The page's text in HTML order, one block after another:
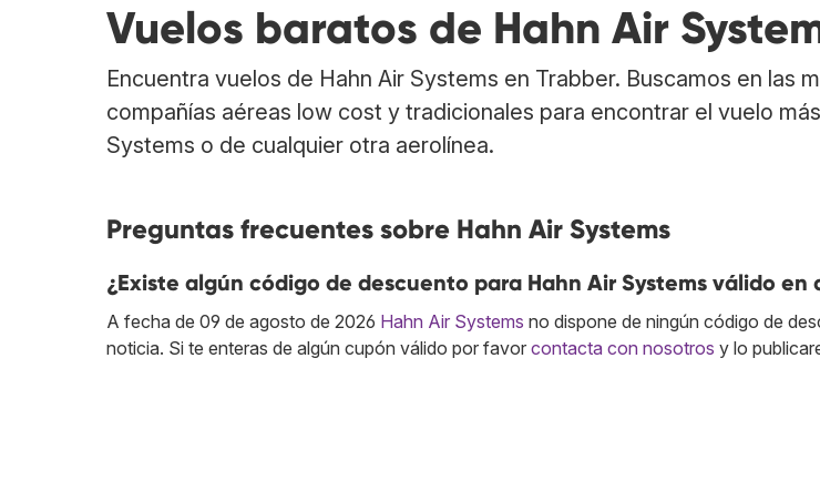
Vuelos baratos de Hahn Air
Encuentra vuelos de Hahn Air Systems en Trabber. Buscamos en las
compañías aéreas low cost y tradicionales para encontrar el vuelo
Systems o de cualquier otra aerolínea.
Preguntas frecuentes sobre Hahn Air Systems
¿Existe algún código de descuento para Hahn Air Systems válido en
A fecha de 09 de agosto de 2026 Hahn Air Systems no dispone de ningún código de
noticia. Si te enteras de algún cupón válido por favor contacta con nosotros y lo